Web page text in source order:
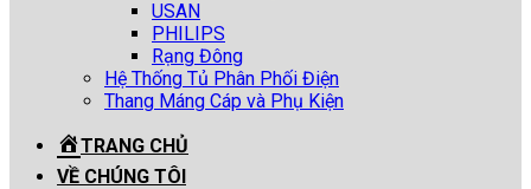
USAN
PHILIPS
Rạng Đông
Hệ Thống Tủ Phân Phối Điện
Thang Máng Cáp và Phụ Kiện
TRANG CHỦ
VỀ CHÚNG TÔI